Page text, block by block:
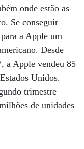
onde estão as
Se conseguir
a Apple um
Desde
a Apple vendeu 85
Unidos.
trimestre
de unidades